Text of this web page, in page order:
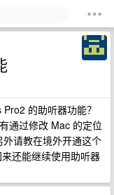
的助听器功能？
通过修改 Mac 的定位
请教在境外开通这个
还能继续使用助听器